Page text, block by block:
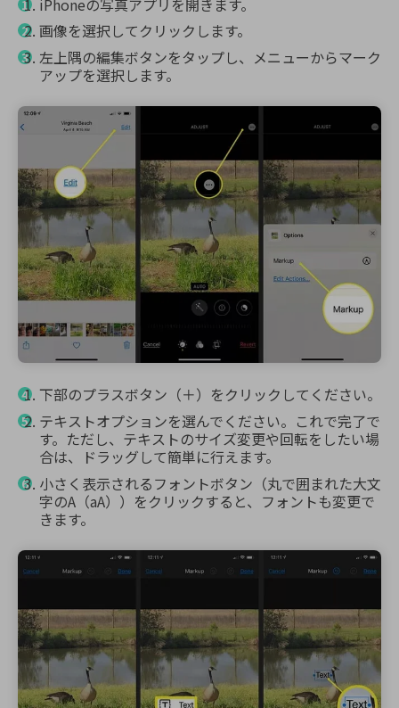
画像を選択してクリックします。
左上隅の編集ボタンをタップし、メニューからマーク
アップを選択します。
下部のプラスボタン（＋）をクリックしてください。
テキストオプションを選んでください。これで完了で
す。ただし、テキストのサイズ変更や回転をしたい場
合は、ドラッグして簡単に行えます。
小さく表示されるフォントボタン（丸で囲まれた大文
字のA（aA））をクリックすると、フォントも変更で
きます。